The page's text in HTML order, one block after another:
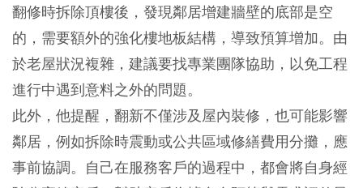
翻修時拆除頂樓後，發現鄰居增建牆壁的底部是空
的，需要額外的強化樓地板結構，導致預算增加。由
於老屋狀況複雜，建議要找專業團隊協助，以免工程
進行中遇到意料之外的問題。
此外，他提醒，翻新不僅涉及屋內裝修，也可能影響
鄰居，例如拆除時震動或公共區域修繕費用分攤，應
事前協調。自己在服務客戶的過程中，都會將自身經